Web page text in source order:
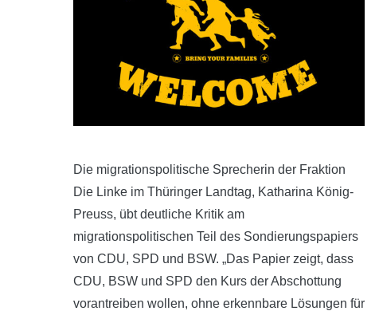
Die migrationspolitische Sprecherin der Fraktion
Die Linke im Thüringer Landtag, Katharina König-
Preuss, übt deutliche Kritik am
migrationspolitischen Teil des Sondierungspapiers
von CDU, SPD und BSW. „Das Papier zeigt, dass
CDU, BSW und SPD den Kurs der Abschottung
vorantreiben wollen, ohne erkennbare Lösungen für